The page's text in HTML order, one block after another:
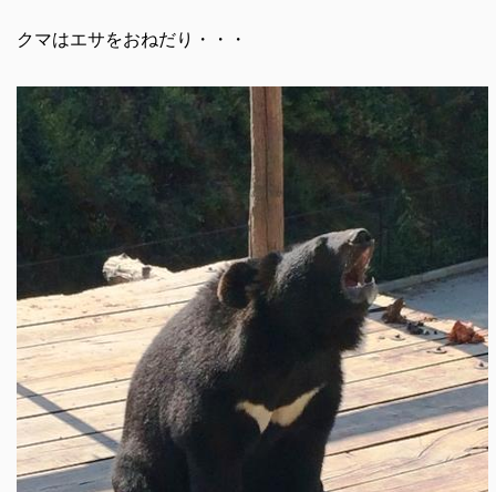
クマはエサをおねだり・・・